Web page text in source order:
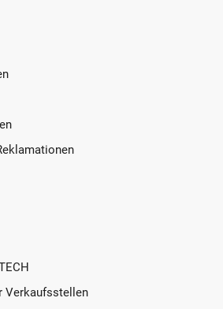
Verkaufsstellen